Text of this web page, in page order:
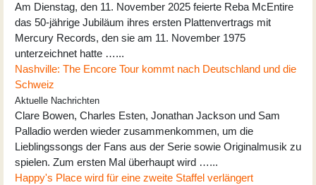
Am Dienstag, den 11. November 2025 feierte Reba McEntire
das 50-jährige Jubiläum ihres ersten Plattenvertrags mit
Mercury Records, den sie am 11. November 1975
unterzeichnet hatte …...
Nashville: The Encore Tour kommt nach Deutschland und die
Schweiz
Aktuelle Nachrichten
Clare Bowen, Charles Esten, Jonathan Jackson und Sam
Palladio werden wieder zusammenkommen, um die
Lieblingssongs der Fans aus der Serie sowie Originalmusik zu
spielen. Zum ersten Mal überhaupt wird …...
Happy's Place wird für eine zweite Staffel verlängert